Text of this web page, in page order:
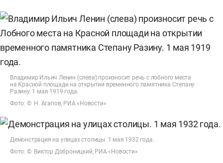
Владимир Ильич Ленин (слева) произносит речь с лобного места
на Красной площади на открытии временного памятника Степану
Разину. 1 мая 1919 года.
Фото: © Н. Агапов, РИА «Новости»
Демонстрация на улицах столицы. 1 мая 1932 года.
Фото: © Виктор Доброницкий, РИА «Новости»